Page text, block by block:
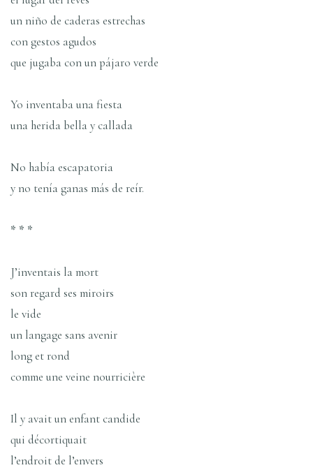
un niño de caderas estrechas
con gestos agudos
que jugaba con un pájaro verde
Yo inventaba una fiesta
una herida bella y callada
No había escapatoria
y no tenía ganas más de reír.
* * *
J’inventais la mort
son regard ses miroirs
le vide
un langage sans avenir
long et rond
comme une veine nourricière
Il y avait un enfant candide
qui décortiquait
l’endroit de l’envers